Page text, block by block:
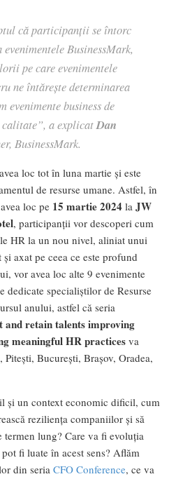
că participanții se întorc
BusinessMark,
pe care evenimentele
ne întărește determinarea
evenimente business de
calitate”, a explicatDan
BusinessMark.
loc tot în luna martie și este
de resurse umane. Astfel, în
loc pe 15 martie 2024 la JW
, participanții vor descoperi cum
HR la un nou nivel, aliniat unui
axat pe ceea ce este profund
vor avea loc alte 9 evenimente
dedicate specialiștilor de Resurse
anului, astfel că seria
retain talents improving
meaningful HR practices va
București, Brașov, Oradea,
și un context economic dificil, cum
reziliența companiilor și să
termen lung? Care va fi evoluția
fi luate în acest sens? Aflăm
din seria CFO Conference, ce va